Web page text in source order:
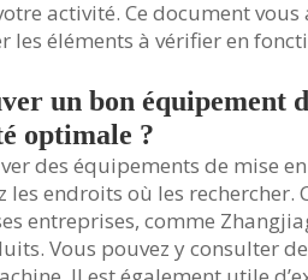
activité. Ce document
les éléments à vérifier en
un bon équipement
optimale ?
des équipements de mise
les endroits où les rechercher.
entreprises, comme
Vous pouvez y consulter